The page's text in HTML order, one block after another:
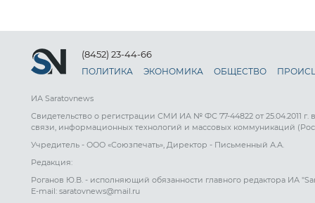
(8452) 23-44-66
ПОЛИТИКА ЭКОНОМИКА ОБЩЕСТВО
ИА Saratovnews
Свидетельство о регистрации СМИ ИА № ФС 77-44822 от 25.04.2011
связи, информационных технологий и массовых коммуникаций
Учредитель - ООО «Союзпечать», Директор - Письменный А.А.
Редакция:
Роганов Ю.В. - исполняющий обязанности главного редактора ИА
E-mail: saratovnews@mail.ru